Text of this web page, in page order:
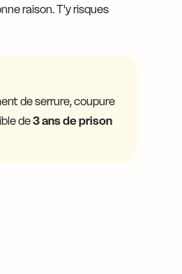
raison. T'y risques
de serrure, coupure
de3 ans de prison